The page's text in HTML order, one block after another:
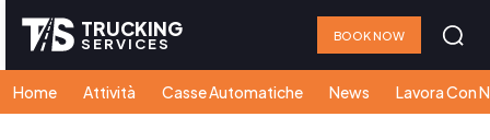
TRUCKING
SERVICES BOOK NOW
Home Attività Casse Automatiche News Lavora Con